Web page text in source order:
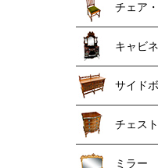
チェア
キャビ
サイド
チェスト
ミラー